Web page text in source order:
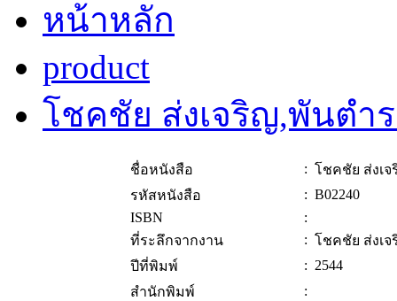
หน้าหลัก
product
โชคชัย ส่งเจริญ,พันตำร
ชื่อหนังสือ : โชคชัย ส่งเ
รหัสหนังสือ
: B02240
ISBN
:
ที่ระลึกจากงาน
: โชคชัย ส่งเ
ปีที่พิมพ์
: 2544
สำนักพิมพ์
: